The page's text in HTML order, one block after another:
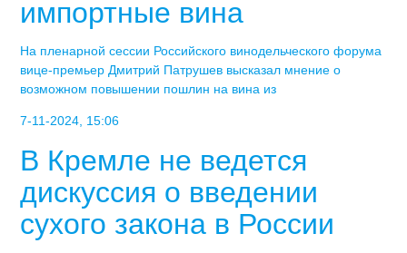
импортные вина
На пленарной сессии Российского винодельческого форума
вице-премьер Дмитрий Патрушев высказал мнение о
возможном повышении пошлин на вина из
7-11-2024, 15:06
В Кремле не ведется
дискуссия о введении
сухого закона в России